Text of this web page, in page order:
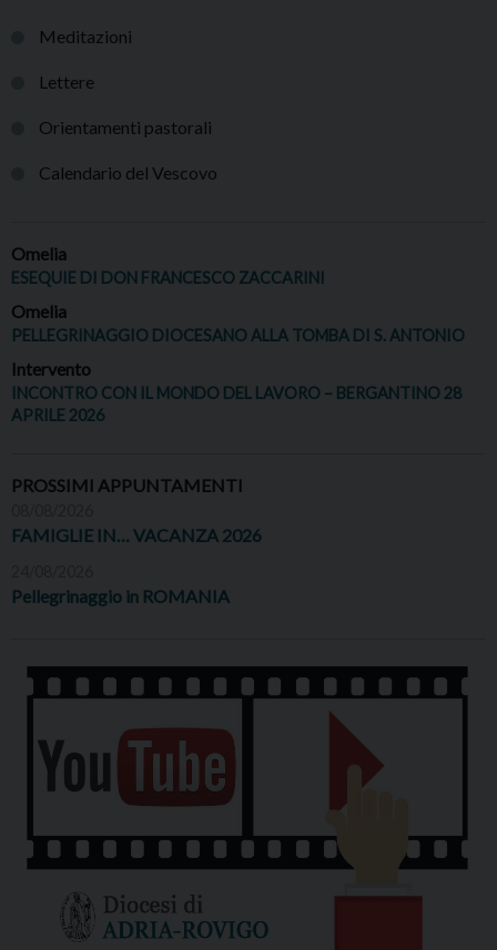
Meditazioni
Lettere
Orientamenti pastorali
Calendario del Vescovo
Omelia
ESEQUIE DI DON FRANCESCO ZACCARINI
Omelia
PELLEGRINAGGIO DIOCESANO ALLA TOMBA DI S. ANTONIO
Intervento
INCONTRO CON IL MONDO DEL LAVORO – BERGANTINO 28
APRILE 2026
PROSSIMI APPUNTAMENTI
FAMIGLIE IN… VACANZA 2026
Pellegrinaggio in ROMANIA